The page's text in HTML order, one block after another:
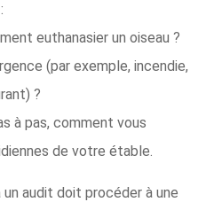
euthanasier un oiseau ?
(par exemple, incendie,
?
à pas, comment vous
de votre étable.
audit doit procéder à une